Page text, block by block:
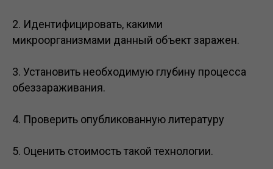
2. Идентифицировать, какими
микроорганизмами данный объект заражен.
3. Установить необходимую глубину процесса
обеззараживания.
4. Проверить опубликованную литературу
5. Оценить стоимость такой технологии.